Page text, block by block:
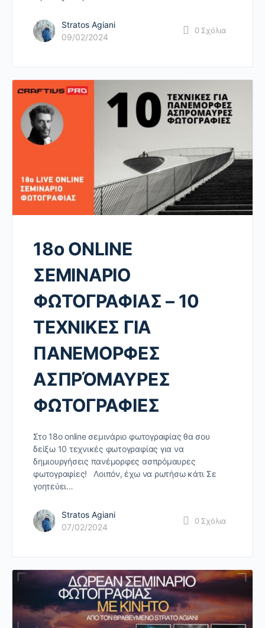
Stratos Agiani
09/02/2024
0 Σχόλια
18o ONLINE
ΣΕΜΙΝΑΡΙΟ
ΦΩΤΟΓΡΑΦΙΑΣ – 10
ΤΕΧΝΙΚΕΣ ΓΙΑ
ΠΑΝΕΜΟΡΦΕΣ
ΑΣΠΡΌΜΑΥΡΕΣ
ΦΩΤΟΓΡΑΦΙΕΣ
Στο 18ο online σεμινάριο φωτογραφίας θα σου
δείξω 10 τεχνικές φωτογραφίας για να
δημιουργήσεις πανέμορφες ασπρόμαυρες
φωτογραφίες! Λοιπόν, έχω να ρωτήσω κάτι Σε
γοητεύει…
Stratos Agiani
07/02/2024
0 Σχόλια